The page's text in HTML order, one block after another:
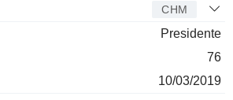
CHM
Presidente
76
10/03/2019